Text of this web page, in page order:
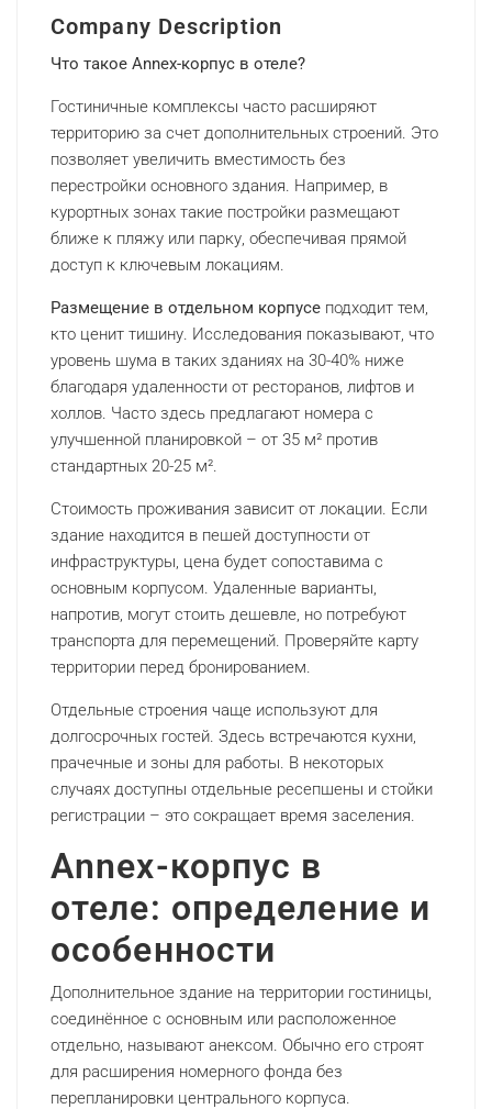
Company Description
Что такое Annex-корпус в отеле?
Гостиничные комплексы часто расширяют
территорию за счет дополнительных строений. Это
позволяет увеличить вместимость без
перестройки основного здания. Например, в
курортных зонах такие постройки размещают
ближе к пляжу или парку, обеспечивая прямой
доступ к ключевым локациям.
Размещение в отдельном корпусе подходит тем,
кто ценит тишину. Исследования показывают, что
уровень шума в таких зданиях на 30-40% ниже
благодаря удаленности от ресторанов, лифтов и
холлов. Часто здесь предлагают номера с
улучшенной планировкой – от 35 м² против
стандартных 20-25 м².
Стоимость проживания зависит от локации. Если
здание находится в пешей доступности от
инфраструктуры, цена будет сопоставима с
основным корпусом. Удаленные варианты,
напротив, могут стоить дешевле, но потребуют
транспорта для перемещений. Проверяйте карту
территории перед бронированием.
Отдельные строения чаще используют для
долгосрочных гостей. Здесь встречаются кухни,
прачечные и зоны для работы. В некоторых
случаях доступны отдельные ресепшены и стойки
регистрации – это сокращает время заселения.
Annex-корпус в
отеле: определение и
особенности
Дополнительное здание на территории гостиницы,
соединённое с основным или расположенное
отдельно, называют анексом. Обычно его строят
для расширения номерного фонда без
перепланировки центрального корпуса.